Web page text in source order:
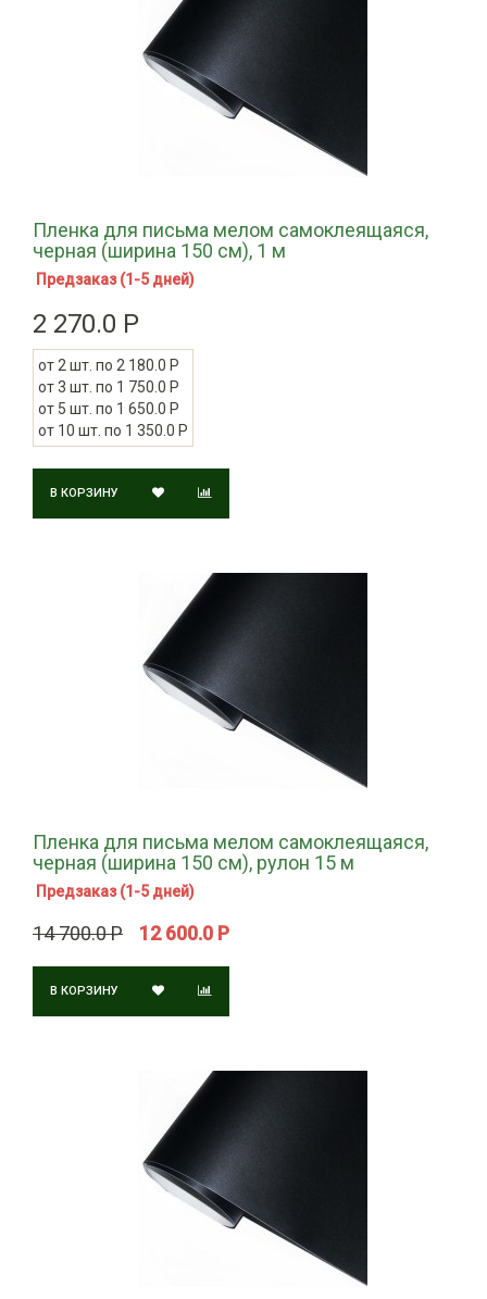
Пленка для письма мелом самоклеящаяся,
черная (ширина 150 см), 1 м
Предзаказ (1-5 дней)
2 270.0 Р
от 2 шт. по 2 180.0 Р
от 3 шт. по 1 750.0 Р
от 5 шт. по 1 650.0 Р
от 10 шт. по 1 350.0 Р
В КОРЗИНУ
Пленка для письма мелом самоклеящаяся,
черная (ширина 150 см), рулон 15 м
Предзаказ (1-5 дней)
14 700.0 Р 12 600.0 Р
В КОРЗИНУ